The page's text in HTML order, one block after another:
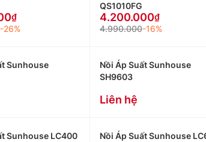
-26%
QS1010FG
4.200.000
4.990.000-16%
Sunhouse
Nồi Áp Suất Sunhouse
SH9603
Liên hệ
Sunhouse LC400
Nồi Áp Suất Sunhouse